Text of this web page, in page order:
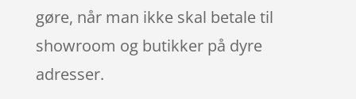
gøre, når man ikke skal betale til
showroom og butikker på dyre
adresser.